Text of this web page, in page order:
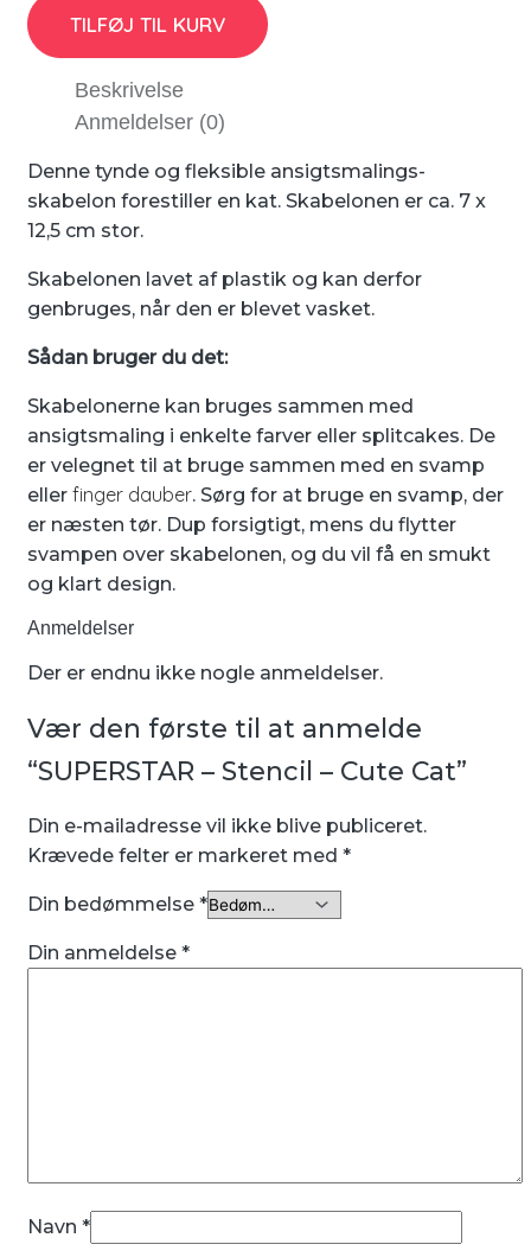
TILFØJ TIL KURV
Beskrivelse
Anmeldelser (0)
Denne tynde og fleksible ansigtsmalings-
skabelon forestiller en kat. Skabelonen er ca. 7 x
12,5 cm stor.
Skabelonen lavet af plastik og kan derfor
genbruges, når den er blevet vasket.
Sådan bruger du det:
Skabelonerne kan bruges sammen med
ansigtsmaling i enkelte farver eller splitcakes. De
er velegnet til at bruge sammen med en svamp
eller finger dauber. Sørg for at bruge en svamp, der
er næsten tør. Dup forsigtigt, mens du flytter
svampen over skabelonen, og du vil få en smukt
og klart design.
Anmeldelser
Der er endnu ikke nogle anmeldelser.
Vær den første til at anmelde
“SUPERSTAR – Stencil – Cute Cat”
Din e-mailadresse vil ikke blive publiceret.
Krævede felter er markeret med *
Din bedømmelse *
Din anmeldelse *
Navn *